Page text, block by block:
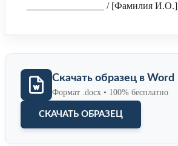
________________ / [Фамилия И.О.]
Скачать образец в Word
Формат .docx • 100% бесплатно
СКАЧАТЬ ОБРАЗЕЦ